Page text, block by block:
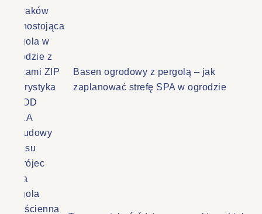
Basen ogrodowy z pergolą – jak
zaplanować strefę SPA w ogrodzie